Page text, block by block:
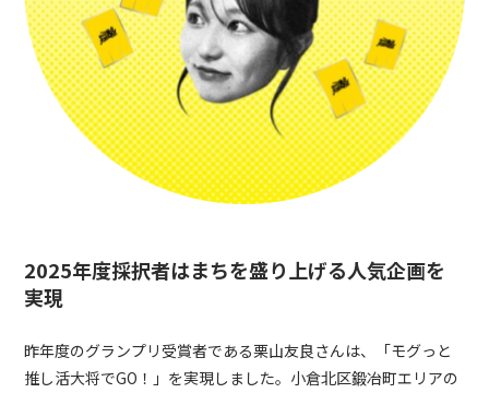
2025年度採択者はまちを盛り上げる人気企画を
実現
昨年度のグランプリ受賞者である栗山友良さんは、「モグっと
推し活大将でGO！」を実現しました。小倉北区鍛冶町エリアの